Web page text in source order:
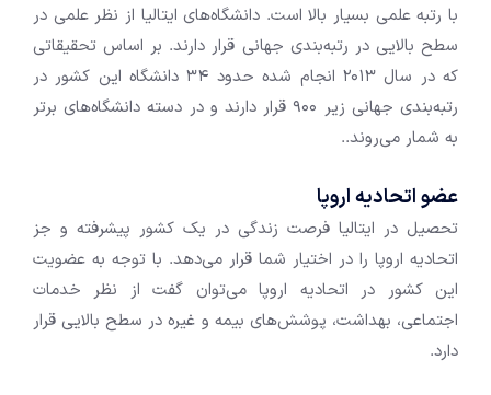
با رتبه علمی بسیار بالا است. دانشگاه‌های ایتالیا از نظر علمی در
سطح بالایی در رتبه‌بندی جهانی قرار دارند. بر اساس تحقیقاتی
که در سال ۲۰۱۳ انجام شده حدود ۳۴ دانشگاه این کشور در
رتبه‌بندی جهانی زیر ۹۰۰ قرار دارند و در دسته دانشگاه‌های برتر
به شمار ‌می‌روند..
عضو اتحادیه اروپا
تحصیل در ایتالیا فرصت زندگی در یک کشور پیشرفته و جز
اتحادیه اروپا را در اختیار شما قرار می‌دهد. با توجه به عضویت
این کشور در اتحادیه اروپا می‌توان گفت از نظر خدمات
اجتماعی، بهداشت، پوشش‌های بیمه و غیره در سطح بالایی قرار
دارد.